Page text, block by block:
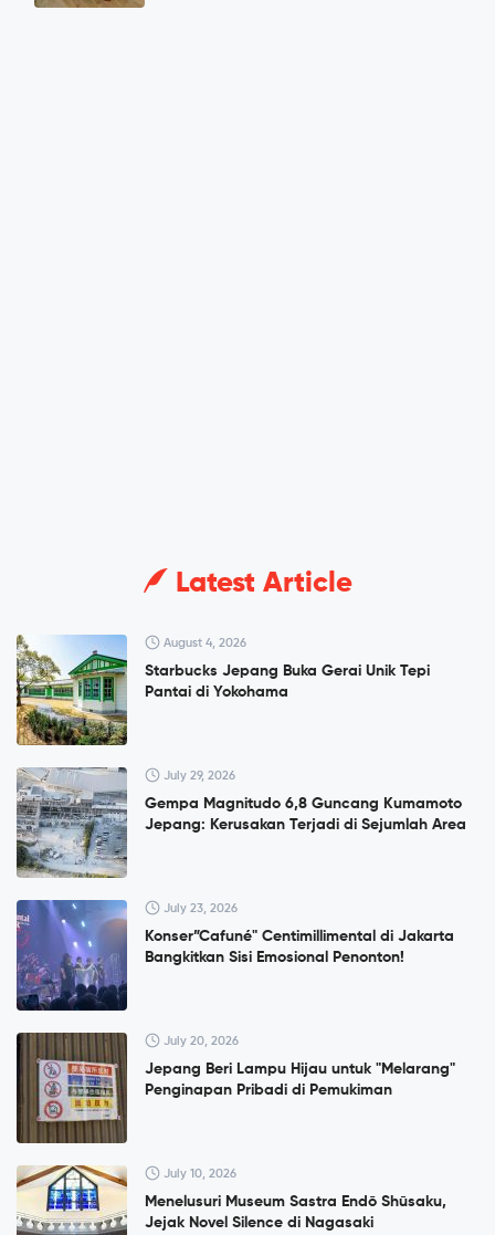
Latest Article
August 4, 2026
Starbucks Jepang Buka Gerai Unik Tepi
Pantai di Yokohama
July 29, 2026
Gempa Magnitudo 6,8 Guncang Kumamoto
Jepang: Kerusakan Terjadi di Sejumlah Area
July 23, 2026
Konser”Cafuné" Centimillimental di Jakarta
Bangkitkan Sisi Emosional Penonton!
July 20, 2026
Jepang Beri Lampu Hijau untuk "Melarang"
Penginapan Pribadi di Pemukiman
July 10, 2026
Menelusuri Museum Sastra Endō Shūsaku,
Jejak Novel Silence di Nagasaki